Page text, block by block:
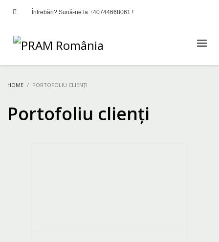
Întrebări? Sună-ne la +40744668061 !
HOME PORTOFOLIU CLIENȚI
Portofoliu clienți